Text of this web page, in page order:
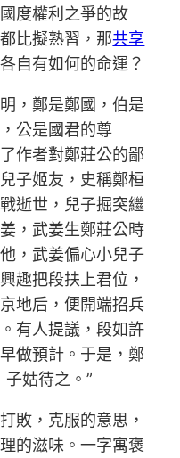
度權利之爭的故
比擬熟習，那共享
自有如何的命運？
，鄭是鄭國，伯是
公是國君的尊
作者對鄭莊公的鄙
子姬友，史稱鄭桓
逝世，兒子掘突繼
，武姜生鄭莊公時
，武姜偏心小兒子
趣把段扶上君位，
地后，便開端招兵
有人提議，段如許
做預計。于是，鄭
姑待之。”
敗，克服的意思，
的滋味。一字寓褒